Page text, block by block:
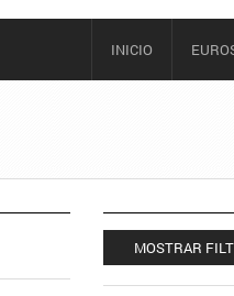
INICIO
MOSTRAR